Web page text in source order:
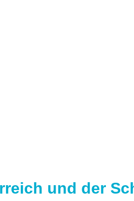
und der